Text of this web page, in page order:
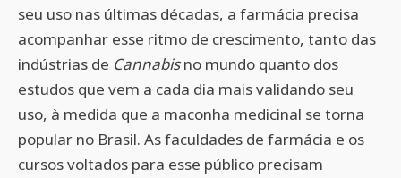
seu uso nas últimas décadas, a farmácia precisa
acompanhar esse ritmo de crescimento, tanto das
indústrias de Cannabisno mundo quanto dos
estudos que vem a cada dia mais validando seu
uso, à medida que a maconha medicinal se torna
popular no Brasil. As faculdades de farmácia e os
cursos voltados para esse público precisam